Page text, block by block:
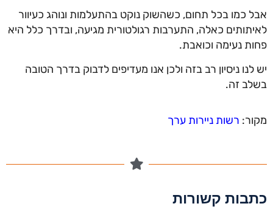
אבל כמו בכל תחום, כשהשוק נוקט בהתעלמות ונוהג כעיוור
לאיתותים כאלה, התערבות רגולטורית מגיעה, ובדרך כלל היא
פחות נעימה וכואבת.
יש לנו ניסיון רב בזה ולכן אנו מעדיפים לדבוק בדרך הטובה
בשלב זה.
מקור: רשות ניירות ערך
כתבות קשורות